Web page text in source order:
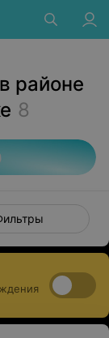
районе
8